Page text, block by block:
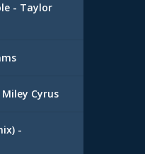
- Taylor
Cyrus
-